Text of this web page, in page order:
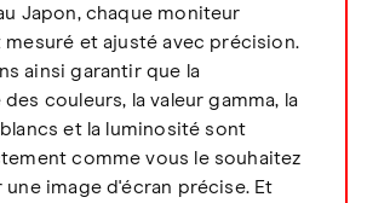
Japon, chaque moniteur
mesuré et ajusté avec précision.
ainsi garantir que la
couleurs, la valeur gamma, la
et la luminosité sont
comme vous le souhaitez
image d'écran précise. Et